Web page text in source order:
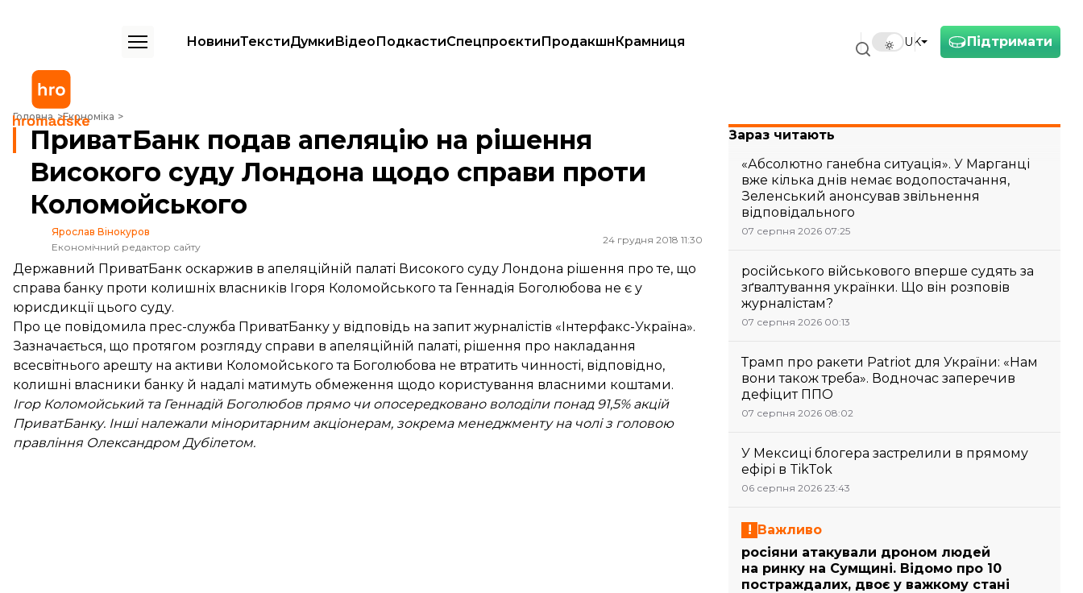
Підтримати
UK
НовиниТекстиДумкиВідеоПодкастиСпецпроєктиПродакшнКрамниця
Головна Економіка
ПриватБанк подав апеляцію на рішення Високого суду Лондона щодо справи проти Коломойського
ПриватБанк подав апеляцію на рішення
Високого суду Лондона щодо справи проти
Коломойського
Ярослав Вінокуров
Економічний редактор сайту
24 грудня 2018 11:30
Державний ПриватБанк оскаржив в апеляційній палаті Високого суду Лондона рішення про те, що
справа банку проти колишніх власників Ігоря Коломойського та Геннадія Боголюбова не є у
юрисдикції цього суду.
Про це повідомила прес-служба ПриватБанку у відповідь на запит журналістів «Інтерфакс-Україна».
Зазначається, що протягом розгляду справи в апеляційній палаті, рішення про накладання
всесвітнього арешту на активи Коломойського та Боголюбова не втратить чинності, відповідно,
колишні власники банку й надалі матимуть обмеження щодо користування власними коштами.
Ігор Коломойський та Геннадій Боголюбов прямо чи опосередковано володіли понад 91,5% акцій
ПриватБанку. Інші належали міноритарним акціонерам, зокрема менеджменту на чолі з головою
правління Олександром Дубілетом.
Зараз читають
«Абсолютно ганебна ситуація». У Марганці
вже кілька днів немає водопостачання,
Зеленський анонсував звільнення
відповідального
07 серпня 2026 07:25
російського військового вперше судять за
зґвалтування українки. Що він розповів
журналістам?
07 серпня 2026 00:13
Трамп про ракети Patriot для України: «Нам
вони також треба». Водночас заперечив
дефіцит ППО
07 серпня 2026 08:02
У Мексиці блогера застрелили в прямому
ефірі в TikTok
06 серпня 2026 23:43
Важливо
росіяни атакували дроном людей
на ринку на Сумщині. Відомо про 10
постраждалих, двоє у важкому стані